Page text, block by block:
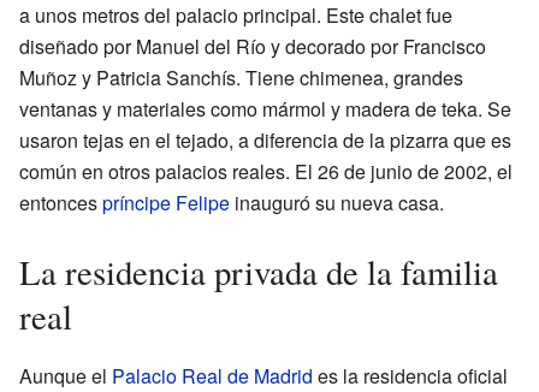
a unos metros del palacio principal. Este chalet fue
diseñado por Manuel del Río y decorado por Francisco
Muñoz y Patricia Sanchís. Tiene chimenea, grandes
ventanas y materiales como mármol y madera de teka. Se
usaron tejas en el tejado, a diferencia de la pizarra que es
común en otros palacios reales. El 26 de junio de 2002, el
entoncespríncipe Felipe inauguró su nueva casa.
La residencia privada de la familia
real
Aunque el Palacio Real de Madrid es la residencia oficial